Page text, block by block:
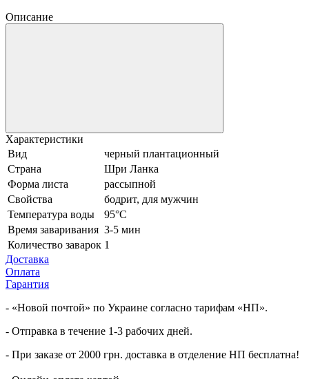
Описание
Характеристики
Вид
черный плантационный
Страна
Шри Ланка
Форма листа
рассыпной
Свойства
бодрит, для мужчин
Температура воды
95°С
Время заваривания 3-5 мин
Количество заварок 1
Доставка
Оплата
Гарантия
- «Новой почтой» по Украине согласно тарифам «НП».
- Отправка в течение 1-3 рабочих дней.
- При заказе от 2000 грн. доставка в отделение НП бесплатна!